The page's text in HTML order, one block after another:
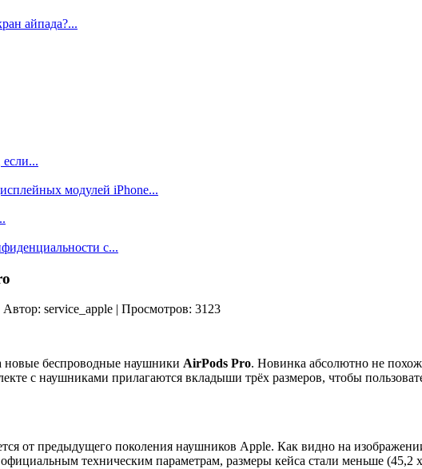
айпада?...
если...
модулей iPhone...
с...
Автор: service_apple | Просмотров: 3123
новые беспроводные наушники AirPods Pro. Новинка абсолютно не
с наушниками прилагаются вкладыши трёх размеров, чтобы
от предыдущего поколения наушников Apple. Как видно на
техническим параметрам, размеры кейса стали меньше (45,2